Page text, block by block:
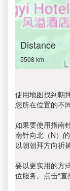
Distance
5508 km
使用地图找到朝
您所在位置的不
如果要使用指南
南针向北（N）
以朝朝拜方向祈祷
要以更实用的方
位服务。点击“查